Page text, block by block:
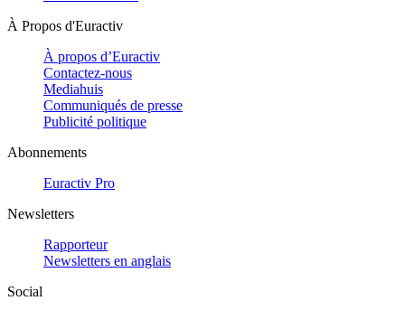
À Propos d'Euractiv
À propos d’Euractiv
Contactez-nous
Mediahuis
Communiqués de presse
Publicité politique
Abonnements
Euractiv Pro
Newsletters
Rapporteur
Newsletters en anglais
Social